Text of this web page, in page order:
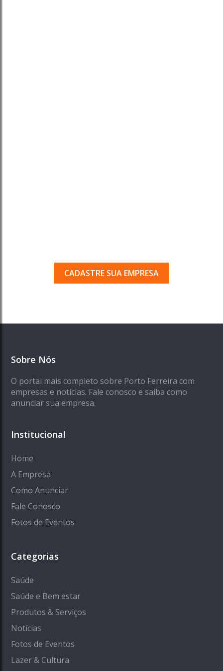
CADASTRE SUA EMPRESA
Sobre Nós
O portal mais completo sobre Porto Ferreira com
empresas e notícias. Fale conosco e saiba como
anunciar sua empresa.
Institucional
Home
A Empresa
Como Anunciar
Fale Conosco
Fotos de Eventos
Categorias
Saúde
Saúde e Bem estar
Produtos & Serviços
Notícias
Fotos de Eventos
Lazer & Cultura